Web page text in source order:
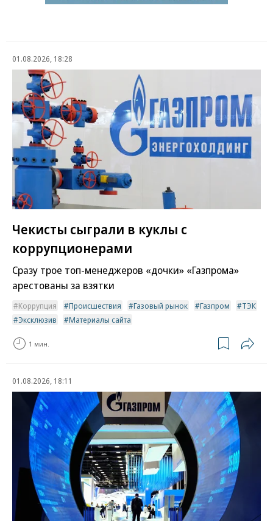
01.08.2026, 18:28
Чекисты сыграли в куклы с
коррупционерами
Сразу трое топ-менеджеров «дочки» «Газпрома»
арестованы за взятки
Коррупция Происшествия Газовый рынок Газпром
ТЭК
Эксклюзив
Материалы сайта
1 мин.
01.08.2026, 18:11